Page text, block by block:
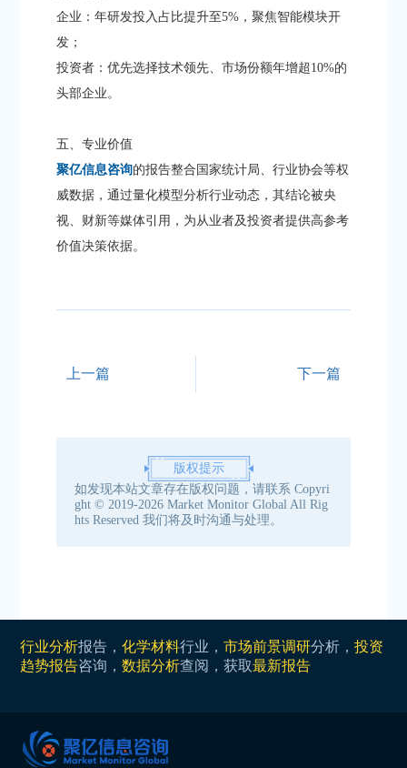
​​企业​​：年研发投入占比提升至5%，聚焦智能模块开
发；
​​投资者​​：优先选择技术领先、市场份额年增超10%的
头部企业。
五、专业价值
聚亿信息咨询 的报告整合国家统计局、行业协会等权
威数据，通过量化模型分析行业动态，其结论被央
视、财新等媒体引用，为从业者及投资者提供高参考
价值决策依据。
上一篇 下一篇
版权提示
如发现本站文章存在版权问题，请联系Copyri
ght © 2019-2026 Market Monitor Global All Rig
hts Reserved 我们将及时沟通与处理。
行业分析报告，化学材料行业，市场前景调研分析，投资
趋势报告咨询，数据分析查阅，获取最新报告